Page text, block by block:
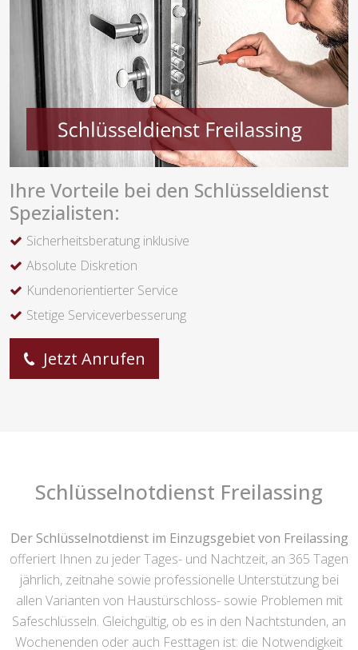
Ihre Vorteile bei den Schlüsseldienst
Spezialisten:
Sicherheitsberatung inklusive
Absolute Diskretion
Kundenorientierter Service
Stetige Serviceverbesserung
Jetzt Anrufen
Schlüsselnotdienst Freilassing
Der Schlüsselnotdienst im Einzugsgebiet von Freilassing
offeriert Ihnen zu jeder Tages- und Nachtzeit, an 365 Tagen
jährlich, zeitnahe sowie professionelle Unterstützung bei
allen Varianten von Haustürschloss- sowie Problemen mit
Safeschlüsseln. Gleichgültig, ob es in den Nachtstunden, an
Wochenenden oder auch Festtagen ist: die Notwendigkeit